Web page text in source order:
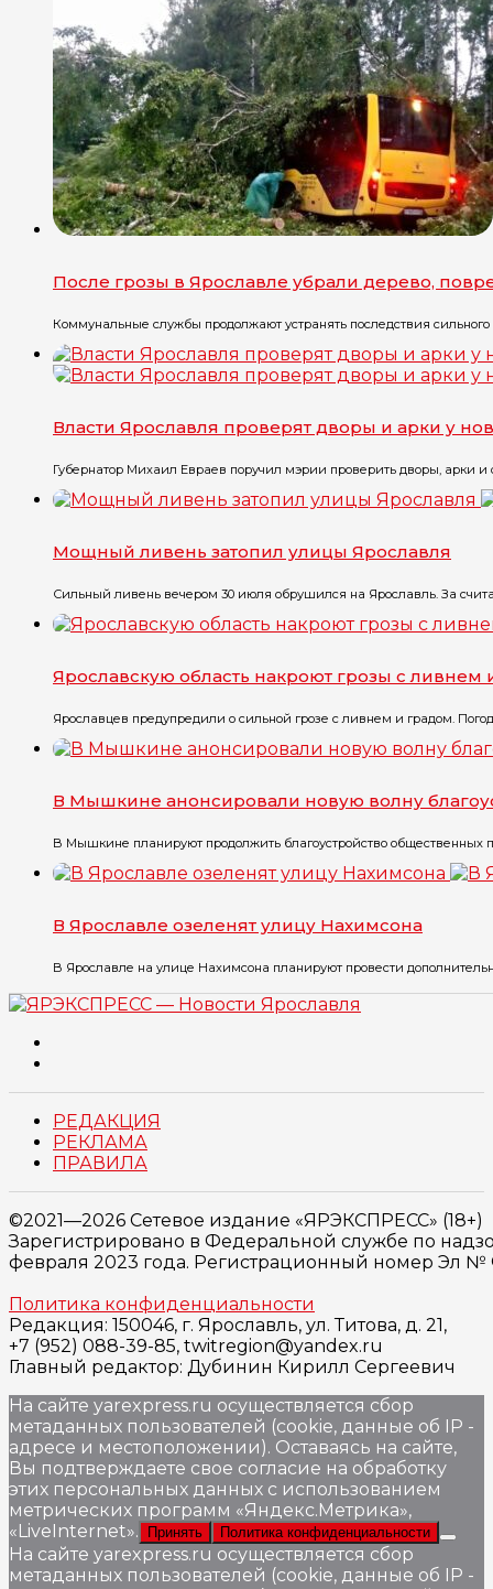
После грозы в Ярославле убрали дерево,
Коммунальные службы продолжают устранять последствия
Власти Ярославля проверят дворы и арки у
Губернатор Михаил Евраев поручил мэрии проверить дворы, арки
Мощный ливень затопил улицы Ярославля
Сильный ливень вечером 30 июля обрушился на Ярославль. За
Ярославскую область накроют грозы с ливнем
Ярославцев предупредили о сильной грозе с ливнем и градом.
В Мышкине анонсировали новую волну
В Мышкине планируют продолжить благоустройство общественных
В Ярославле озеленят улицу Нахимсона
В Ярославле на улице Нахимсона планируют провести
РЕДАКЦИЯ
РЕКЛАМА
ПРАВИЛА
©2021—2026 Сетевое издание «ЯРЭКСПРЕСС» (18+)
Зарегистрировано в Федеральной службе по
февраля 2023 года. Регистрационный номер Эл №
Политика конфиденциальности
Редакция: 150046, г. Ярославль, ул. Титова, д. 21,
+7 (952) 088-39-85, twitregion@yandex.ru
Главный редактор: Дубинин Кирилл Сергеевич
На сайте yarexpress.ru осуществляется сбор
метаданных пользователей (cookie, данные об IP -
адресе и местоположении). Оставаясь на сайте,
Вы подтверждаете свое согласие на обработку
этих персональных данных c использованием
метрических программ «Яндекс.Метрика»,
«LiveInternet».
Принять Политика конфиденциальности
На сайте yarexpress.ru осуществляется сбор
метаданных пользователей (cookie, данные об IP -